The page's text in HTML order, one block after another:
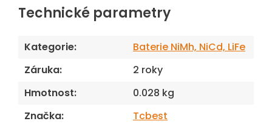
Technické parametry
Kategorie:
Baterie NiMh, NiCd, LiFe
Záruka:
2 roky
Hmotnost:
0.028 kg
Značka: Tcbest